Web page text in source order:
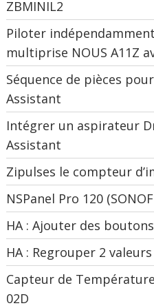
ZBMINIL2
Piloter
multiprise NOUS A11Z
Séquence de pièces
Assistant
Intégrer un aspirateur
Assistant
Zipulses le compteur
NSPanel Pro 120
HA : Ajouter des
HA : Regrouper 2
Capteur de Température
02D